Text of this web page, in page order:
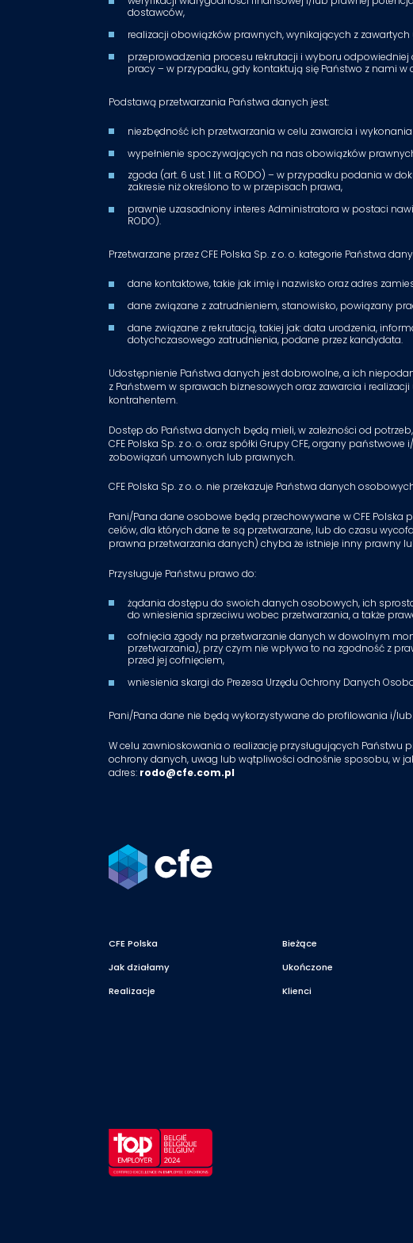
dostawców,
realizacji obowiązków prawnych, wynikających z zawartych
przeprowadzenia procesu rekrutacji i wyboru
pracy – w przypadku, gdy kontaktują się Państwo z nami w
Podstawą przetwarzania Państwa danych jest:
niezbędność ich przetwarzania w celu zawarcia i wykonania
wypełnienie spoczywających na nas obowiązków prawnych
zgoda (art. 6 ust. 1 lit. a RODO) – w przypadku podania w
zakresie niż określono to w przepisach prawa,
prawnie uzasadniony interes Administratora w postaci
RODO).
Przetwarzane przez CFE Polska Sp. z o. o. kategorie Państwa
dane kontaktowe, takie jak imię i nazwisko oraz adres
dane związane z zatrudnieniem, stanowisko, powiązany
dane związane z rekrutacją, takiej jak: data urodzenia,
dotychczasowego zatrudnienia, podane przez kandydata.
Udostępnienie Państwa danych jest dobrowolne, a ich
z Państwem w sprawach biznesowych oraz zawarcia i
kontrahentem.
Dostęp do Państwa danych będą mieli, w zależności od
CFE Polska Sp. z o. o. oraz spółki Grupy CFE, organy
zobowiązań umownych lub prawnych.
CFE Polska Sp. z o. o. nie przekazuje Państwa danych
Pani/Pana dane osobowe będą przechowywane w CFE Polska
celów, dla których dane te są przetwarzane, lub do czasu
prawna przetwarzania danych) chyba że istnieje inny prawny
Przysługuje Państwu prawo do:
żądania dostępu do swoich danych osobowych, ich
do wniesienia sprzeciwu wobec przetwarzania, a także
cofnięcia zgody na przetwarzanie danych w dowolnym
przetwarzania), przy czym nie wpływa to na zgodność z
przed jej cofnięciem,
wniesienia skargi do Prezesa Urzędu Ochrony Danych
Pani/Pana dane nie będą wykorzystywane do profilowania i/
W celu zawnioskowania o realizację przysługujących
ochrony danych, uwag lub wątpliwości odnośnie sposobu, w
adres: rodo@cfe.com.pl
CFE Polska
Jak działamy
Realizacje
Bieżące
Ukończone
Klienci